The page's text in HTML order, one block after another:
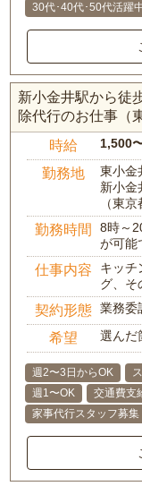
30代･40代･50代活躍
新小金井駅から徒
除代行のお仕事（
時給 1,500
勤務地
東小金
新小金
（東
勤務時間
8時～
が可能
仕事内容
キッチ
グ、そ
契約形態 業務委
希望 選んだ
週2〜3日からOK
週1〜OK
交通費支
家事代行スタッフ募集